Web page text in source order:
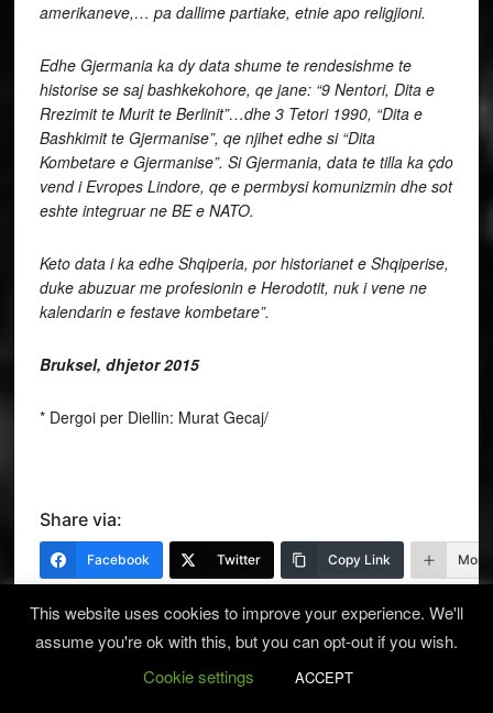
amerikaneve,… pa dallime partiake, etnie apo religjioni.
Edhe Gjermania ka dy data shume te rendesishme te
historise se saj bashkekohore, qe jane: “9 Nentori, Dita e
Rrezimit te Murit te Berlinit”…dhe 3 Tetori 1990, “Dita e
Bashkimit te Gjermanise”, qe njihet edhe si “Dita
Kombetare e Gjermanise”. Si Gjermania, data te tilla ka çdo
vend i Evropes Lindore, qe e permbysi komunizmin dhe sot
eshte integruar ne BE e NATO.
Keto data i ka edhe Shqiperia, por historianet e Shqiperise,
duke abuzuar me profesionin e Herodotit, nuk i vene ne
kalendarin e festave kombetare”.
Bruksel, dhjetor 2015
* Dergoi per Diellin: Murat Gecaj/
Share via:
Facebook Twitter Copy Link More
FILED UNDER:ANALIZA
TAGGED WITH:
E DHJETORIT 1990
LËVIZJA
STUDENTORE DHE GREVA E URISË
This website uses cookies to improve your experience. We'll
assume you're ok with this, but you can opt-out if you wish.
Cookie settings
ACCEPT